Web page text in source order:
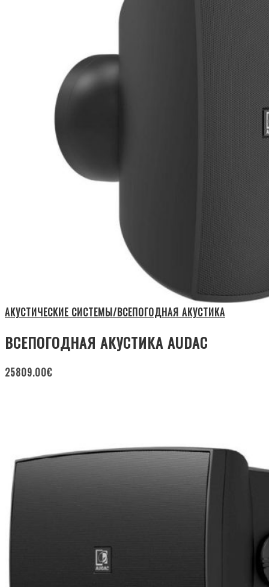
АКУСТИЧЕСКИЕ СИСТЕМЫ/ВСЕПОГОДНАЯ АКУСТИКА
ВСЕПОГОДНАЯ АКУСТИКА AUDAC
25809.00€